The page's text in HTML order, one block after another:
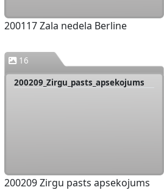
200117 Zala nedela Berline
16
200209_Zirgu_pasts_apsekojums
200209 Zirgu pasts apsekojums